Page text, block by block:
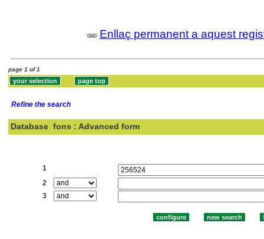
Enllaç permanent a aquest
page 1 of 1
Refine the search
Database fons : Advanced form
1
2
3